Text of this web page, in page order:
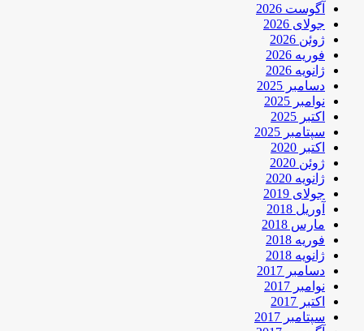
آگوست 2026
جولای 2026
ژوئن 2026
فوریه 2026
ژانویه 2026
دسامبر 2025
نوامبر 2025
اکتبر 2025
سپتامبر 2025
اکتبر 2020
ژوئن 2020
ژانویه 2020
جولای 2019
آوریل 2018
مارس 2018
فوریه 2018
ژانویه 2018
دسامبر 2017
نوامبر 2017
اکتبر 2017
سپتامبر 2017